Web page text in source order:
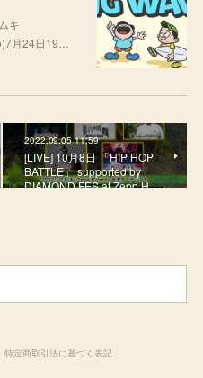
キ
月24日19…
2022.09.05 11:59
[LIVE] 10月8日 「HIP HOP
BATTLE」 supported by
DIAMOND FES at Zepp H…
特定商取引法に基づく表記